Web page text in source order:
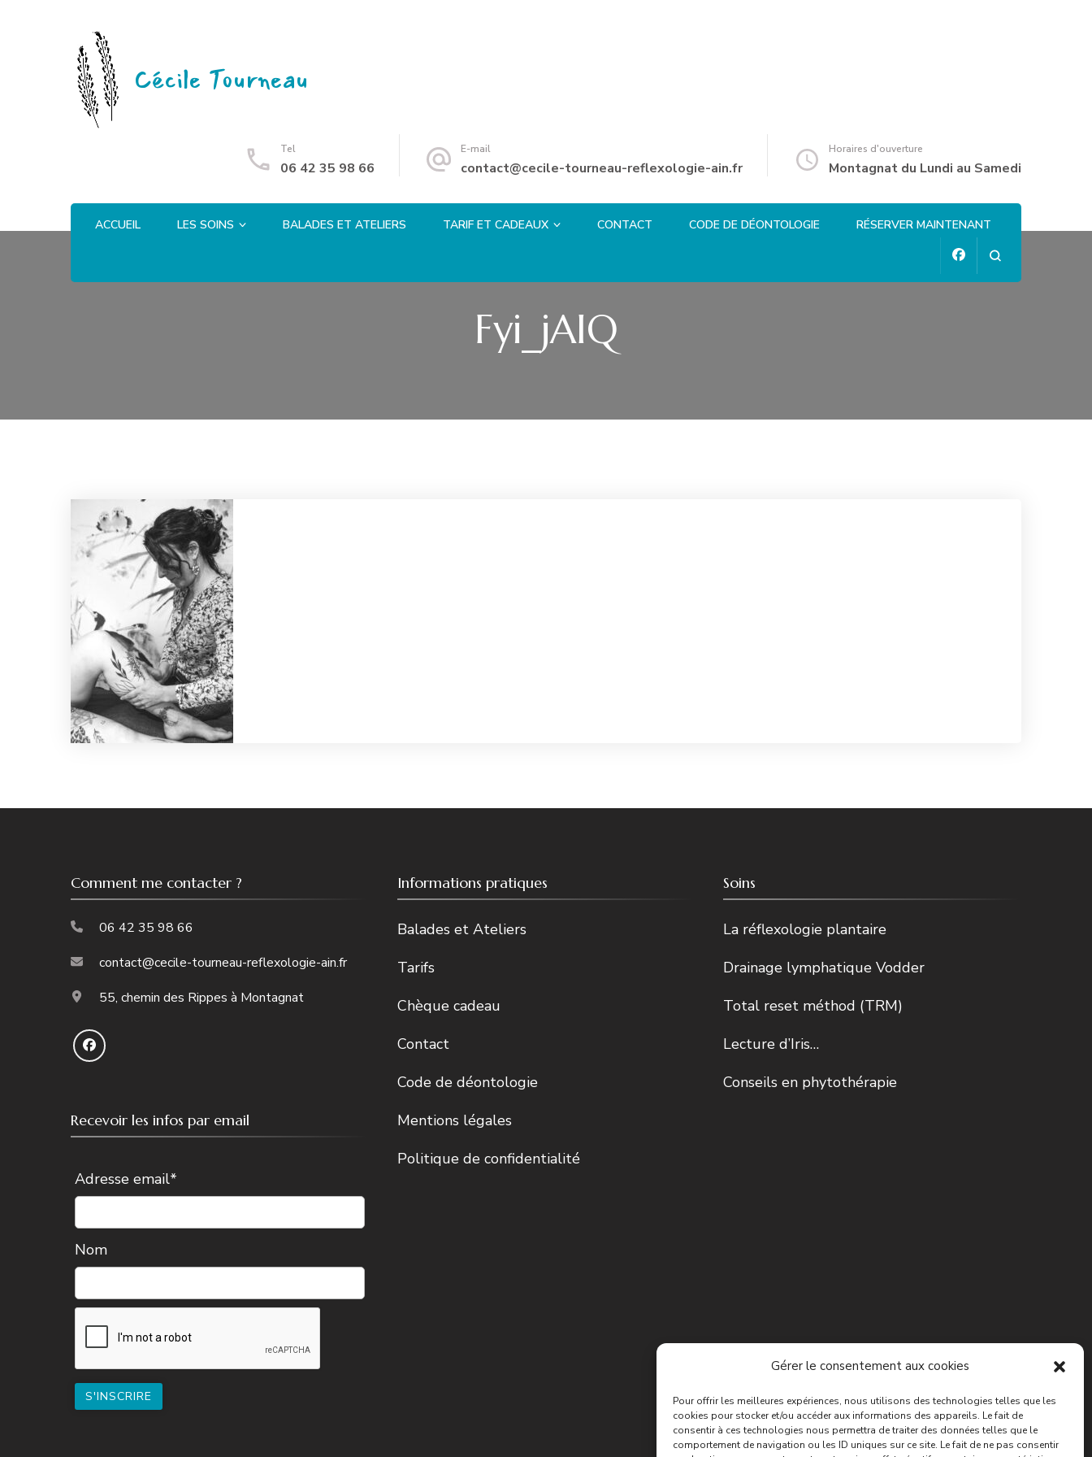
Gérer le consentement aux cookies
Pour offrir les meilleures expériences, nous utilisons des technologies telles que les
cookies pour stocker et/ou accéder aux informations des appareils. Le fait de
consentir à ces technologies nous permettra de traiter des données telles que le
comportement de navigation ou les ID uniques sur ce site. Le fait de ne pas consentir
Cécile Tourneau
Tel
06 42 35 98 66
E-mail
contact@cecile-tourneau-reflexologie-ain.fr
Horaires d'ouverture
Montagnat du Lundi au Samedi
ACCUEIL LES SOINS BALADES ET ATELIERS TARIF ET CADEAUX CONTACT CODE DE DÉONTOLOGIE RÉSERVER MAINTENANT
Fyi_jAIQ
Comment me contacter ?
06 42 35 98 66
contact@cecile-tourneau-reflexologie-ain.fr
55, chemin des Rippes à Montagnat
Recevoir les infos par email
Adresse email*
Nom
Informations pratiques
Balades et Ateliers
Tarifs
Chèque cadeau
Contact
Code de déontologie
Mentions légales
Politique de confidentialité
Soins
La réflexologie plantaire
Drainage lymphatique Vodder
Total reset méthod (TRM)
Lecture d’Iris…
Conseils en phytothérapie